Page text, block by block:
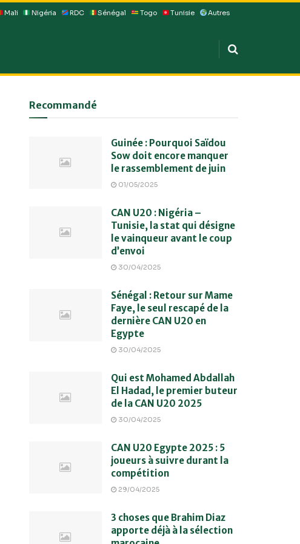
Mali Nigéria RDC Sénégal Togo Tunisie Autres
Recommandé
Guinée : Pourquoi Saïdou
Sow doit encore manquer
le rassemblement de juin
01/05/2025
CAN U20 : Nigéria –
Tunisie, la stat qui désigne
le vainqueur avant le coup
d’envoi
30/04/2025
Sénégal : Retour sur Mame
Faye, le seul rescapé de la
dernière CAN U20 en
Egypte
30/04/2025
Qui est Mohamed Abdallah
El Hadad, le premier buteur
de la CAN U20 2025
30/04/2025
CAN U20 Egypte 2025 : 5
joueurs à suivre durant la
compétition
29/04/2025
3 choses que Brahim Diaz
apporte déjà à la sélection